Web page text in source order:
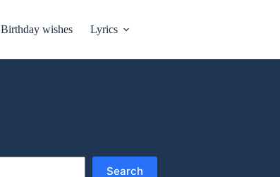
Birthday wishes Lyrics
Search